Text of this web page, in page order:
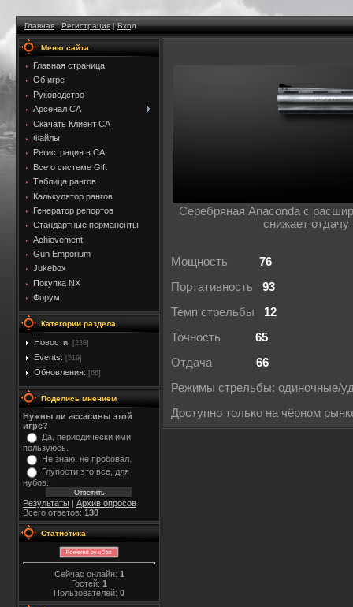
Главная|Регистрация|Вход
Меню сайта
Главная страница
Об игре
Руководство
Арсенал CA
Скачать Клиент CA
Файлы
Регистрация в CA
Все о системе Gift
Таблица рангов
Калькулятор рангов
Генератор репортов
Стандартные перманенты
Achievement
Gun Emporium
Jukebox
Покупка NX
Форум
Категории раздела
Новости: [238]
Events: [519]
Обновления: [66]
Поделись мнением
Нужны ли ассасины этой
игре?
Да, периодически ими
пользуюсь.
Не знаю, не пробовал.
Глупости это все, для
нубов..
Результаты | Архив опросов
Всего ответов: 130
Статистика
Сейчас онлайн: 1
Гостей: 1
Пользователей: 0
Серебряная Anaconda с
снижает отдачу
Мощность 76
Портативность 93
Темп стрельбы 12
Точность 65
Отдача 66
Режимы стрельбы: одиночные/
Доступно только на чёрном